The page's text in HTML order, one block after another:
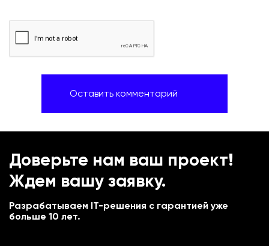
Доверьте нам ваш проект!
Ждем вашу заявку.
Разрабатываем IT-решения с гарантией уже
больше 10 лет.